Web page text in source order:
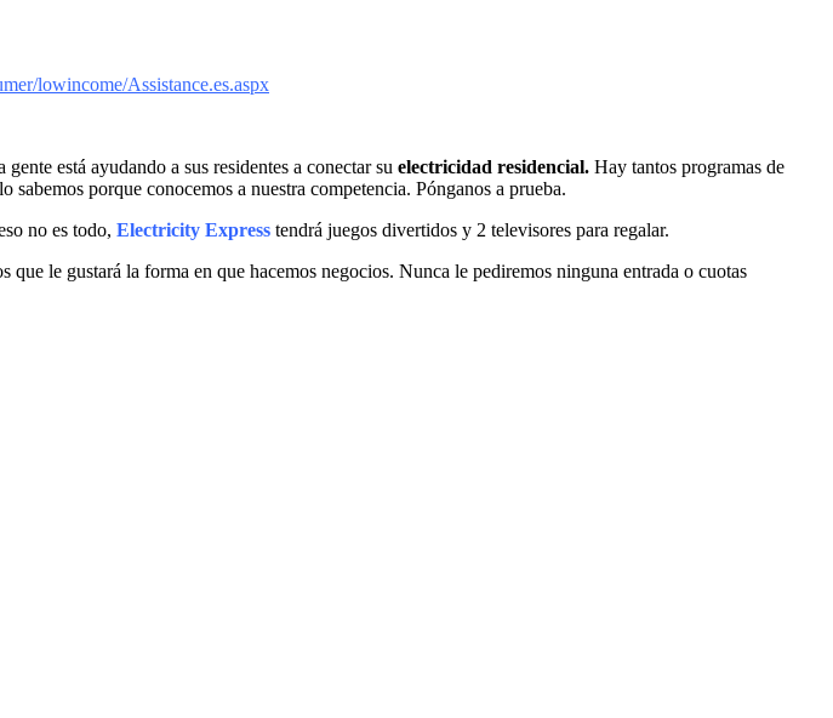
lowincome/Assistance.es.aspx
está ayudando a sus residentes a conectar su electricidad residencial. Hay tantos programas de
porque conocemos a nuestra competencia. Pónganos a prueba.
no es todo, Electricity Express tendrá juegos divertidos y 2 televisores para regalar.
le gustará la forma en que hacemos negocios. Nunca le pediremos ninguna entrada o cuotas